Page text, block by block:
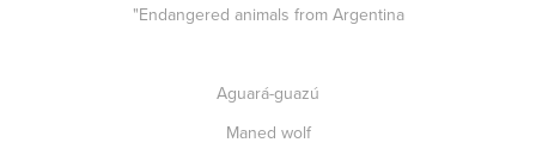
"Endangered animals from Argentina
Aguará-guazú
Maned wolf